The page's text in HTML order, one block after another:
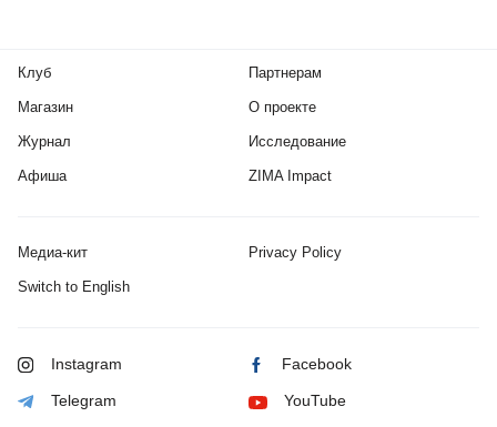
Клуб
Магазин
Журнал
Афиша
Партнерам
О проекте
Исследование
ZIMA Impact
Медиа-кит Privacy Policy
Switch to English
Instagram Facebook
Telegram YouTube